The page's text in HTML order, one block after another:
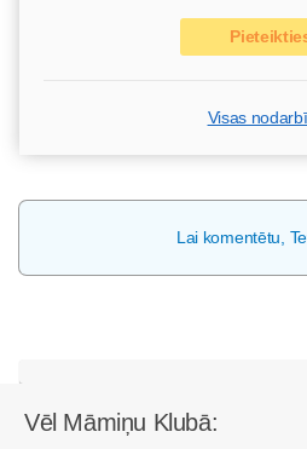
Visas
Lai komentētu,
Vēl Māmiņu Klubā: